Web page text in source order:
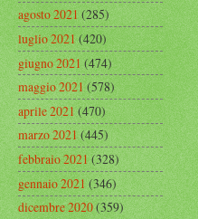
agosto 2021(285)
luglio 2021(420)
giugno 2021(474)
maggio 2021(578)
aprile 2021(470)
marzo 2021(445)
febbraio 2021(328)
gennaio 2021(346)
dicembre 2020(359)